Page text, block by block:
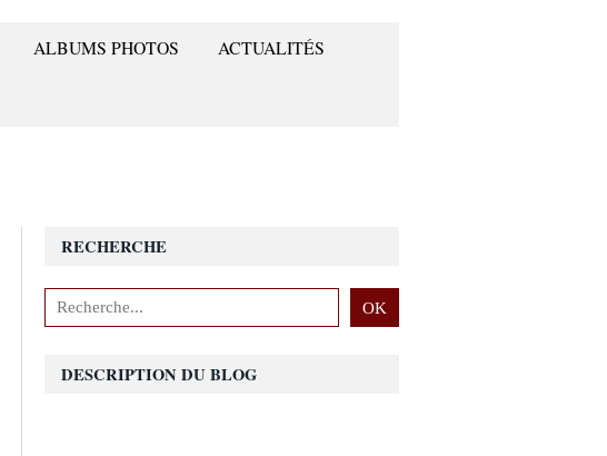
ALBUMS PHOTOS ACTUALITÉS
RECHERCHE
DESCRIPTION DU BLOG